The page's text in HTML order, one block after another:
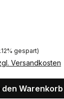
gespart)
Versandkosten
den Warenkorb